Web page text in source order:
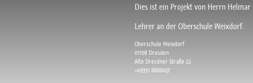
Dies ist ein Projekt von Herrn Helmar
Lehrer an der Oberschule Weixdorf.
Oberschule Weixdorf
01108 Dresden
Alte Dresdner Straße 22
+49351 8888457